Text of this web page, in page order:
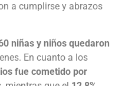
a cumplirse y abrazos
niñas y niños quedaron
En cuanto a los
fue cometido por